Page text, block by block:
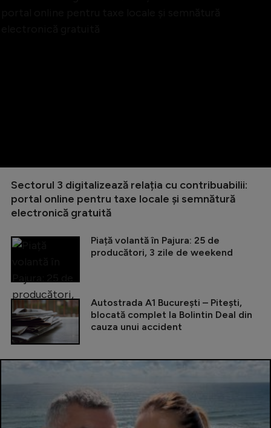
Sectorul 3 digitalizează relația cu contribuabilii:
portal online pentru taxe locale și semnătură
electronică gratuită
Piață volantă în Pajura: 25 de
producători, 3 zile de weekend
Autostrada A1 București – Pitești,
blocată complet la Bolintin Deal din
cauza unui accident